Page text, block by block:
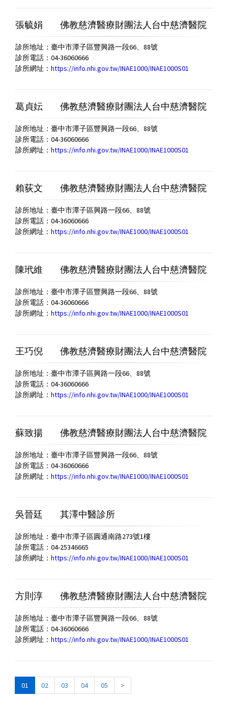
張毓娟 佛教慈濟醫療財團法人台中慈濟醫院
診所地址：臺中市潭子區豐興路一段66、88號
診所電話：04-36060666
診所網址： https://info.nhi.gov.tw/INAE1000/INAE1000S01
葛貞妘 佛教慈濟醫療財團法人台中慈濟醫院
診所地址：臺中市潭子區豐興路一段66、88號
診所電話：04-36060666
診所網址： https://info.nhi.gov.tw/INAE1000/INAE1000S01
賴荻文 佛教慈濟醫療財團法人台中慈濟醫院
診所地址：臺中市潭子區興路一段66、88號
診所電話：04-36060666
診所網址： https://info.nhi.gov.tw/INAE1000/INAE1000S01
陳玳維 佛教慈濟醫療財團法人台中慈濟醫院
診所地址：臺中市潭子區豐興路一段66、88號
診所電話：04-36060666
診所網址： https://info.nhi.gov.tw/INAE1000/INAE1000S01
王巧倪 佛教慈濟醫療財團法人台中慈濟醫院
診所地址：臺中市潭子區興路一段66、88號
診所電話：04-36060666
診所網址： https://info.nhi.gov.tw/INAE1000/INAE1000S01
蘇致揚 佛教慈濟醫療財團法人台中慈濟醫院
診所地址：臺中市潭子區豐興路一段66、88號
診所電話：04-36060666
診所網址： https://info.nhi.gov.tw/INAE1000/INAE1000S01
吳晉廷 其澤中醫診所
診所地址：臺中市潭子區圓通南路273號1樓
診所電話：04-25346665
診所網址： https://info.nhi.gov.tw/INAE1000/INAE1000S01
方則淳 佛教慈濟醫療財團法人台中慈濟醫院
診所地址：臺中市潭子區豐興路一段66、88號
診所電話：04-36060666
診所網址： https://info.nhi.gov.tw/INAE1000/INAE1000S01
01 02 03 04 05 >